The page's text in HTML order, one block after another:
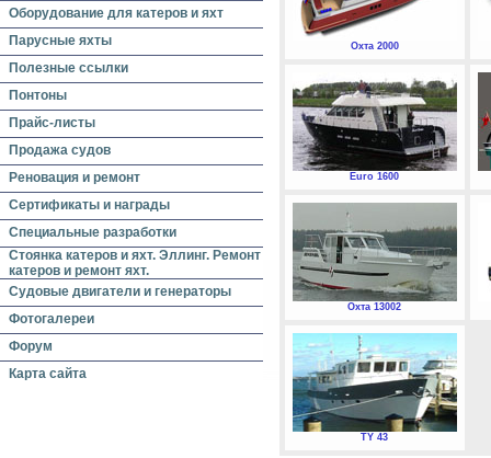
Оборудование для катеров и яхт
Парусные яхты
Полезные ссылки
Понтоны
Прайс-листы
Продажа судов
Реновация и ремонт
Сертификаты и награды
Специальные разработки
Стоянка катеров и яхт. Эллинг. Ремонт
катеров и ремонт яхт.
Судовые двигатели и генераторы
Фотогалереи
Форум
Карта сайта
Охта 2000
Euro 1600
Охта 13002
TY 43